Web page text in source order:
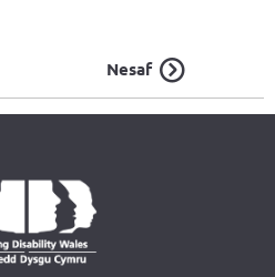
Nesaf